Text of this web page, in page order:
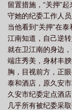
留置措施，“关押”
守她的纪委工作人员
当他看到“关押”在
江南知道，自己逆转
就在卫江南的身边
端庄秀美，身材丰
胸，目视前方，正
泰和酒店，原久安市
久安市纪委定点酒店
几乎所有被纪委采